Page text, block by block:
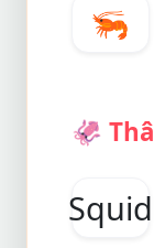
🦐
🦑
Squid